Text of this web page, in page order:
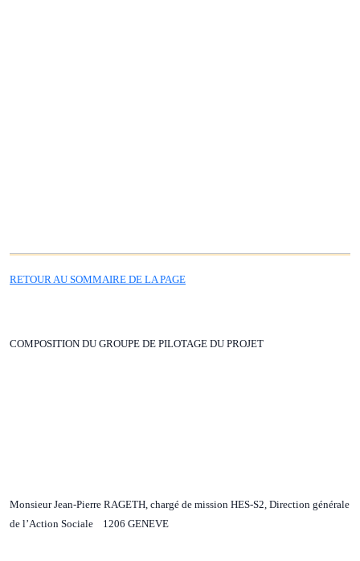
RETOUR AU SOMMAIRE DE LA PAGE
COMPOSITION DU GROUPE DE PILOTAGE DU PROJET
Monsieur Jean-Pierre RAGETH, chargé de mission HES-S2, Direction générale
de l’Action Sociale 1206 GENEVE